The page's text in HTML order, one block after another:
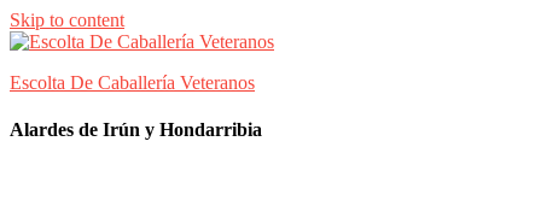
Skip to content
Escolta De Caballería Veteranos
Alardes de Irún y Hondarribia